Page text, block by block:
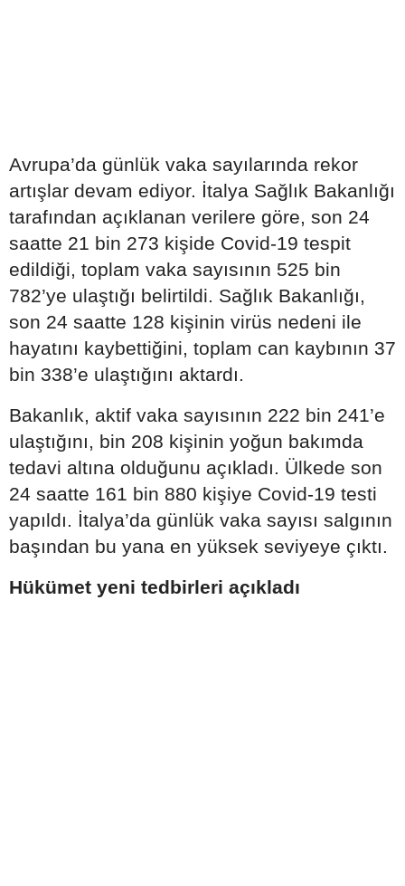
Avrupa’da günlük vaka sayılarında rekor
artışlar devam ediyor. İtalya Sağlık Bakanlığı
tarafından açıklanan verilere göre, son 24
saatte 21 bin 273 kişide Covid-19 tespit
edildiği, toplam vaka sayısının 525 bin
782’ye ulaştığı belirtildi. Sağlık Bakanlığı,
son 24 saatte 128 kişinin virüs nedeni ile
hayatını kaybettiğini, toplam can kaybının 37
bin 338’e ulaştığını aktardı.
Bakanlık, aktif vaka sayısının 222 bin 241’e
ulaştığını, bin 208 kişinin yoğun bakımda
tedavi altına olduğunu açıkladı. Ülkede son
24 saatte 161 bin 880 kişiye Covid-19 testi
yapıldı. İtalya’da günlük vaka sayısı salgının
başından bu yana en yüksek seviyeye çıktı.
Hükümet yeni tedbirleri açıkladı